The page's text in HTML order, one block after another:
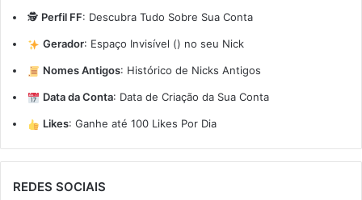
🕵️ Perfil FF: Descubra Tudo Sobre Sua Conta
Gerador: Espaço Invisível (ㅤ) no seu Nick
Nomes Antigos: Histórico de Nicks Antigos
Data da Conta: Data de Criação da Sua Conta
Likes: Ganhe até 100 Likes Por Dia
REDES SOCIAIS